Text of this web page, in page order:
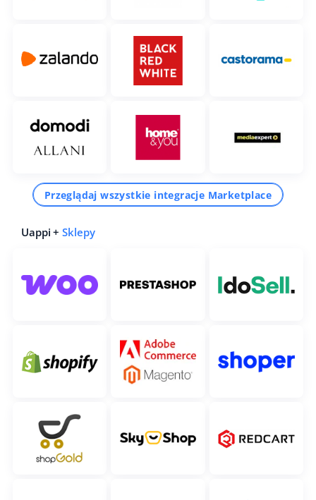
Przeglądaj wszystkie integracje Marketplace
Uappi +Sklepy